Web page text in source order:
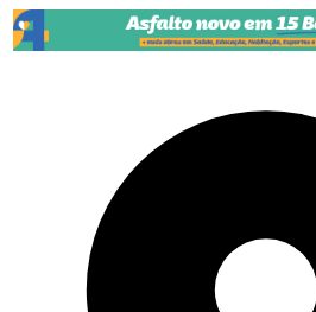
Pular para o conteúdo